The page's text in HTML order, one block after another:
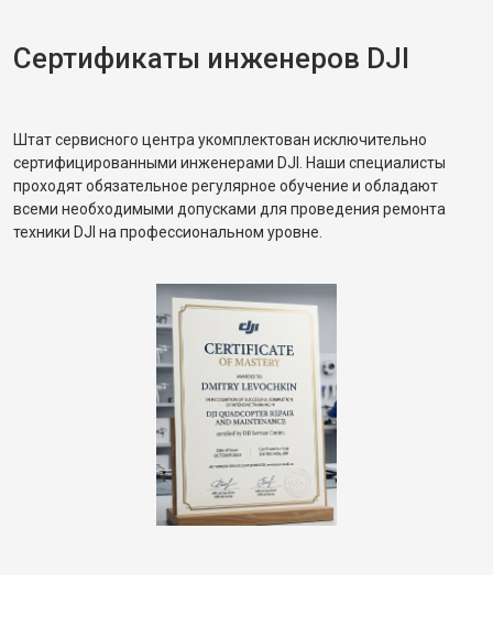
Сертификаты инженеров DJI
Штат сервисного центра укомплектован исключительно
сертифицированными инженерами DJI. Наши специалисты
проходят обязательное регулярное обучение и обладают
всеми необходимыми допусками для проведения ремонта
техники DJI на профессиональном уровне.